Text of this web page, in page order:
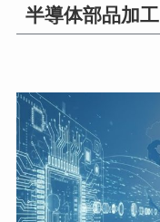
半導体部品加工